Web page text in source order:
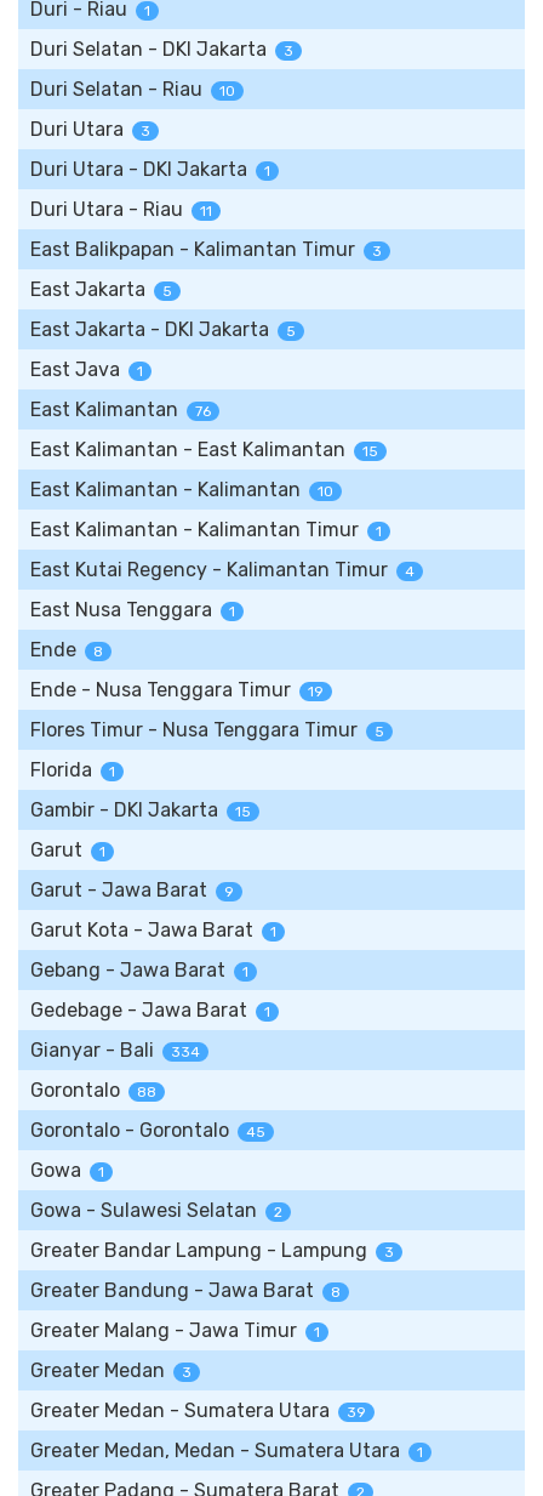
Duri - Riau 1
Duri Selatan - DKI Jakarta 3
Duri Selatan - Riau 10
Duri Utara 3
Duri Utara - DKI Jakarta 1
Duri Utara - Riau 11
East Balikpapan - Kalimantan Timur 3
East Jakarta 5
East Jakarta - DKI Jakarta 5
East Java 1
East Kalimantan 76
East Kalimantan - East Kalimantan 15
East Kalimantan - Kalimantan 10
East Kalimantan - Kalimantan Timur 1
East Kutai Regency - Kalimantan Timur 4
East Nusa Tenggara 1
Ende 8
Ende - Nusa Tenggara Timur 19
Flores Timur - Nusa Tenggara Timur 5
Florida 1
Gambir - DKI Jakarta 15
Garut 1
Garut - Jawa Barat 9
Garut Kota - Jawa Barat 1
Gebang - Jawa Barat 1
Gedebage - Jawa Barat 1
Gianyar - Bali 334
Gorontalo 88
Gorontalo - Gorontalo 45
Gowa 1
Gowa - Sulawesi Selatan 2
Greater Bandar Lampung - Lampung 3
Greater Bandung - Jawa Barat 8
Greater Malang - Jawa Timur 1
Greater Medan 3
Greater Medan - Sumatera Utara 39
Greater Medan, Medan - Sumatera Utara 1
Greater Padang - Sumatera Barat 2